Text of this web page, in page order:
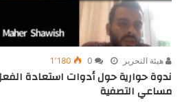
هيئة التحرير 0 1٬180
ندوة حوارية حول أدوات استعادة
مساعي التصفية